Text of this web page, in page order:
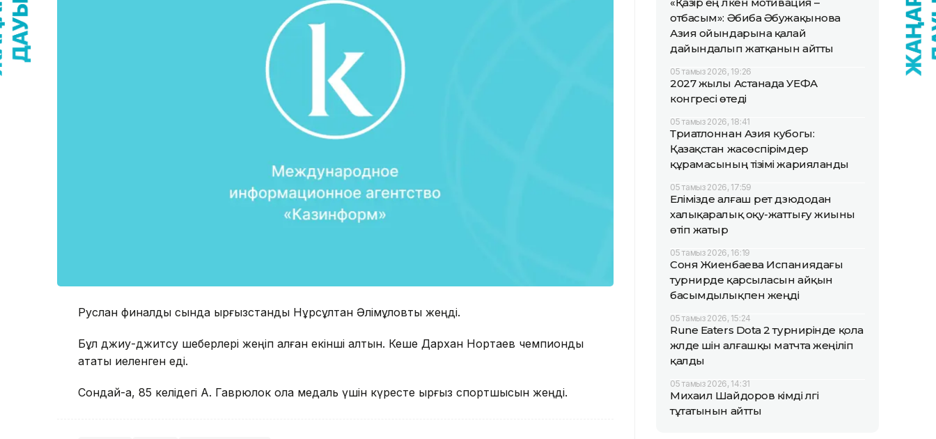
Руслан финалдық сында қырғызстандық Нұрсұлтан Әлімқұловты жеңді.
Бұл джиу-джитсу шеберлері жеңіп алған екінші алтын. Кеше Дархан Нортаев чемпиондық
атақты иеленген еді.
Сондай-ақ, 85 келідегі А. Гаврюлок қола медаль үшін күресте қырғыз спортшысын жеңді.
отбасым»: Әбиба Әбужақынова
Азия ойындарына қалай
дайындалып жатқанын айтты
05 тамыз 2026, 19:26
2027 жылы Астанада УЕФА
конгресі өтеді
05 тамыз 2026, 18:41
Триатлоннан Азия кубогы:
Қазақстан жасөспірімдер
құрамасының тізімі жарияланды
05 тамыз 2026, 17:59
Елімізде алғаш рет дзюдодан
халықаралық оқу-жаттығу жиыны
өтіп жатыр
05 тамыз 2026, 16:19
Соня Жиенбаева Испаниядағы
турнирде қарсыласын айқын
басымдылықпен жеңді
05 тамыз 2026, 15:24
Rune Eaters Dota 2 турнирінде қола
жүлде үшін алғашқы матчта жеңіліп
қалды
05 тамыз 2026, 14:31
Михаил Шайдоров кімді үлгі
тұтатынын айтты